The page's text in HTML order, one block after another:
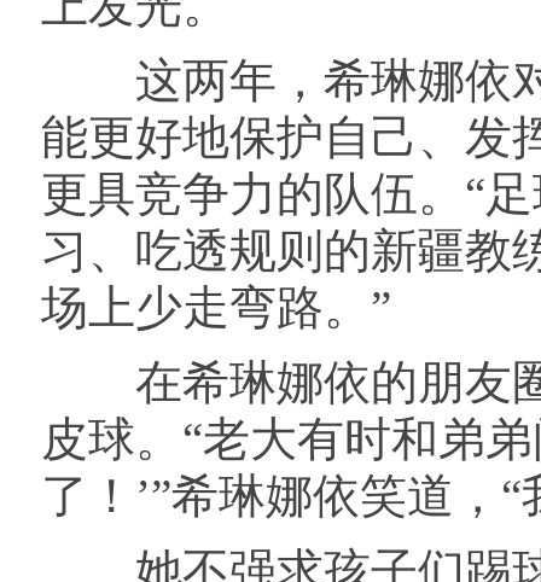
这两年，希琳娜依对
能更好地保护自己、发
更具竞争力的队伍。“
习、吃透规则的新疆教
场上少走弯路。”
在希琳娜依的朋友圈
皮球。“老大有时和弟
了！’”希琳娜依笑道，
她不强求孩子们踢球